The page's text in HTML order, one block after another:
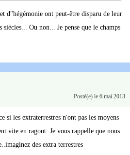
d"hégémonie ont peut-être disparu de leur
Ou non... Je pense que le champs
Posté(e) le 6 mai 2013
si les extraterrestres n'ont pas les moyens
vite en ragout. Je vous rappelle que nous
des extra terrestres